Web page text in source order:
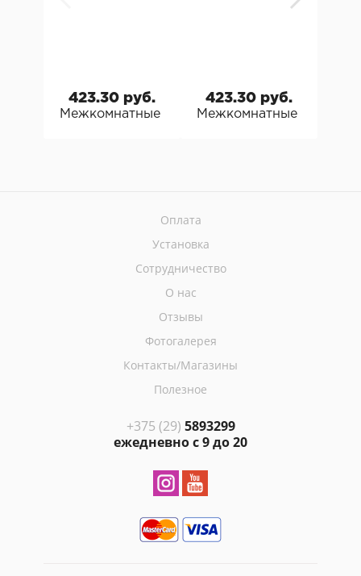
423.30 руб.
Межкомнатные двери МДФ Техно Dominika
423.30 руб.
Межкомнатные двери
Оплата
Установка
Сотрудничество
О нас
Отзывы
Фотогалерея
Контакты/Магазины
Полезное
+375 (29) 5893299
ежедневно с 9 до 20